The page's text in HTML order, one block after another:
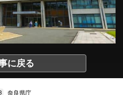
に戻る
奈良県庁